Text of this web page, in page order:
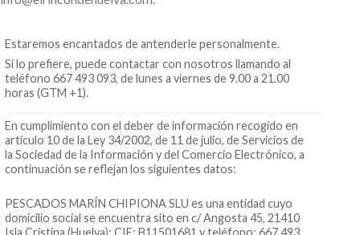
Estaremos encantados de antenderle personalmente.
Si lo prefiere, puede contactar con nosotros llamando al
teléfono 667 493 093, de lunes a viernes de 9.00 a 21.00
horas (GTM +1).
En cumplimiento con el deber de información recogido en
artículo 10 de la Ley 34/2002, de 11 de julio, de Servicios de
la Sociedad de la Información y del Comercio Electrónico, a
continuación se reflejan los siguientes datos:
PESCADOS MARÍN CHIPIONA SLU es una entidad cuyo
domicilio social se encuentra sito en c/ Angosta 45, 21410